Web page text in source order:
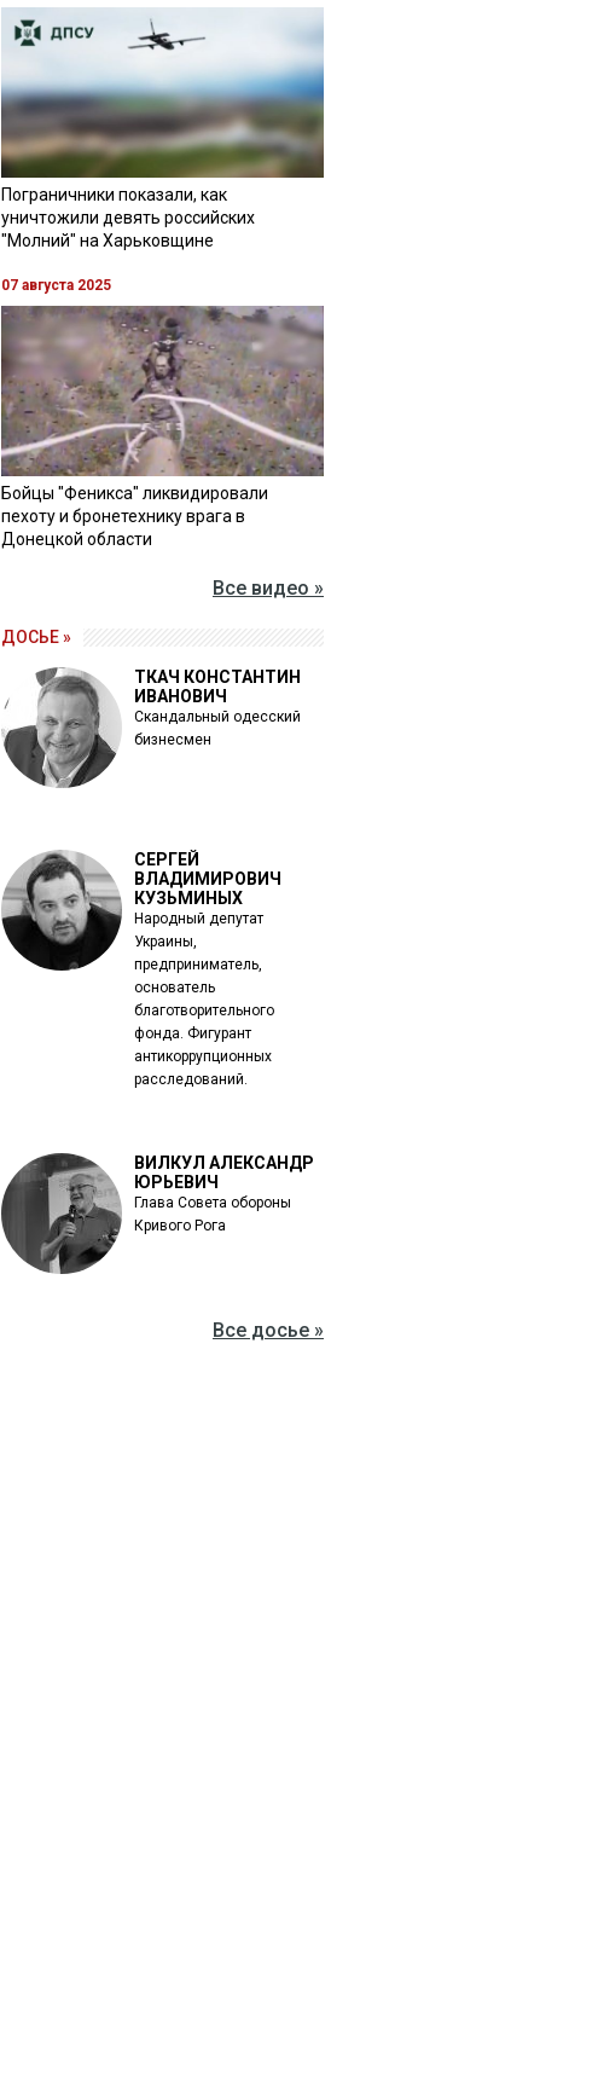
Пограничники показали, как
уничтожили девять российских
"Молний" на Харьковщине
07 августа 2025
Бойцы "Феникса" ликвидировали
пехоту и бронетехнику врага в
Донецкой области
Все видео »
ДОСЬЕ »
ТКАЧ КОНСТАНТИН
ИВАНОВИЧ
Скандальный одесский
бизнесмен
СЕРГЕЙ
ВЛАДИМИРОВИЧ
КУЗЬМИНЫХ
Народный депутат
Украины,
предприниматель,
основатель
благотворительного
фонда. Фигурант
антикоррупционных
расследований.
ВИЛКУЛ АЛЕКСАНДР
ЮРЬЕВИЧ
Глава Совета обороны
Кривого Рога
Все досье »